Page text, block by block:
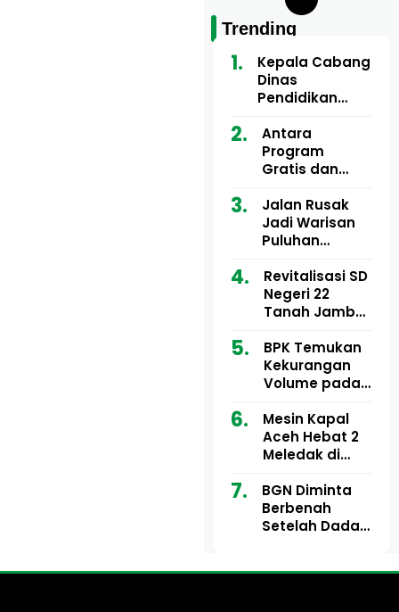
Trending
Kepala Cabang
Dinas
Pendidikan
Utara Buka
Pelatihan Deep
Learning serta
Artifisial bagi
Guru
Matematika
Antara
Program
Gratis dan
Motor Imum
Gampong, Uji
Nyali APH
Bermain di
Balik Rp250
Ribu
Jalan Rusak
Jadi Warisan
Puluhan
dan Tgk
Muharuddin
Kini Didesak
Revitalisasi SD
Negeri 22
Tanah Jambo
Miliar Tuai
Sorotan, Publik
Pertanyakan
Anggaran
BPK Temukan
Kekurangan
Volume pada
Aceh Utara
Tahun 2024,
Pengembalian
Sepenuhnya
Tuntas
Mesin Kapal
Aceh Hebat 2
Meledak di
Ulee Lheue, 14
Orang Derita
Luka Bakar
BGN Diminta
Berbenah
Setelah Dadan